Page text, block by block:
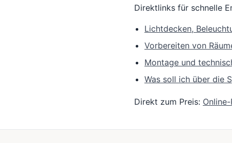
Direktlinks für schnelle
Lichtdecken,
Vorbereiten von
Montage und
Was soll ich über die
Direkt zum Preis: